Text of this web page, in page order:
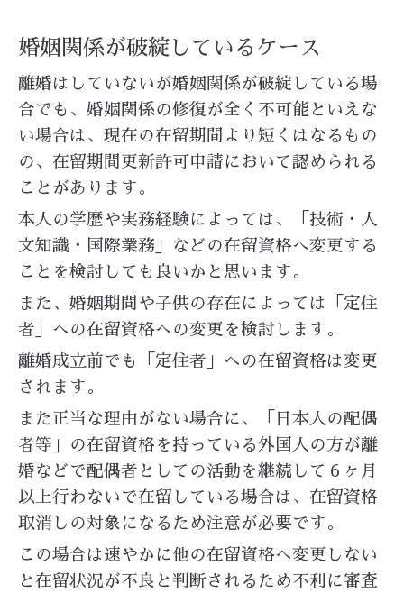
婚姻関係が破綻しているケース
離婚はしていないが婚姻関係が破綻している場
合でも、婚姻関係の修復が全く不可能といえな
い場合は、現在の在留期間より短くはなるもの
の、在留期間更新許可申請において認められる
ことがあります。
本人の学歴や実務経験によっては、「技術・人
文知識・国際業務」などの在留資格へ変更する
ことを検討しても良いかと思います。
また、婚姻期間や子供の存在によっては「定住
者」への在留資格への変更を検討します。
離婚成立前でも「定住者」への在留資格は変更
されます。
また正当な理由がない場合に、「日本人の配偶
者等」の在留資格を持っている外国人の方が離
婚などで配偶者としての活動を継続して６ヶ月
以上行わないで在留している場合は、在留資格
取消しの対象になるため注意が必要です。
この場合は速やかに他の在留資格へ変更しない
と在留状況が不良と判断されるため不利に審査